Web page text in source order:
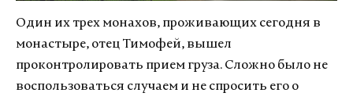
Один их трех монахов, проживающих сегодня в
монастыре, отец Тимофей, вышел
проконтролировать прием груза. Сложно было не
воспользоваться случаем и не спросить его о